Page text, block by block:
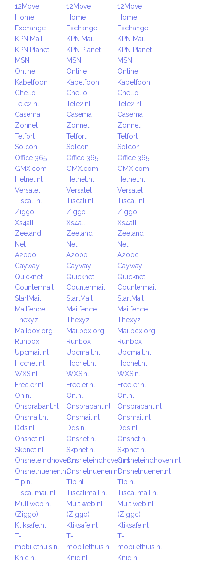
12Move
Home
Exchange
KPN Mail
KPN Planet
MSN
Online
Kabelfoon
Chello
Tele2.nl
Casema
Zonnet
Telfort
Solcon
Office 365
GMX.com
Hetnet.nl
Versatel
Tiscali.nl
Ziggo
Xs4all
Zeeland
Net
A2000
Cayway
Quicknet
Countermail
StartMail
Mailfence
Thexyz
Mailbox.org
Runbox
Upcmail.nl
Hccnet.nl
WXS.nl
Freeler.nl
On.nl
Onsbrabant.nl
Onsmail.nl
Dds.nl
Onsnet.nl
Skpnet.nl
Onsneteindhoven.nl
Onsnetnuenen.nl
Tip.nl
Tiscalimail.nl
Multiweb.nl
(Ziggo)
Kliksafe.nl
T-
mobilethuis.nl
Knid.nl
12Move
Home
Exchange
KPN Mail
KPN Planet
MSN
Online
Kabelfoon
Chello
Tele2.nl
Casema
Zonnet
Telfort
Solcon
Office 365
GMX.com
Hetnet.nl
Versatel
Tiscali.nl
Ziggo
Xs4all
Zeeland
Net
A2000
Cayway
Quicknet
Countermail
StartMail
Mailfence
Thexyz
Mailbox.org
Runbox
Upcmail.nl
Hccnet.nl
WXS.nl
Freeler.nl
On.nl
Onsbrabant.nl
Onsmail.nl
Dds.nl
Onsnet.nl
Skpnet.nl
Onsneteindhoven.nl
Onsnetnuenen.nl
Tip.nl
Tiscalimail.nl
Multiweb.nl
(Ziggo)
Kliksafe.nl
T-
mobilethuis.nl
Knid.nl
12Move
Home
Exchange
KPN Mail
KPN Planet
MSN
Online
Kabelfoon
Chello
Tele2.nl
Casema
Zonnet
Telfort
Solcon
Office 365
GMX.com
Hetnet.nl
Versatel
Tiscali.nl
Ziggo
Xs4all
Zeeland
Net
A2000
Cayway
Quicknet
Countermail
StartMail
Mailfence
Thexyz
Mailbox.org
Runbox
Upcmail.nl
Hccnet.nl
WXS.nl
Freeler.nl
On.nl
Onsbrabant.nl
Onsmail.nl
Dds.nl
Onsnet.nl
Skpnet.nl
Onsneteindhoven.nl
Onsnetnuenen.nl
Tip.nl
Tiscalimail.nl
Multiweb.nl
(Ziggo)
Kliksafe.nl
T-
mobilethuis.nl
Knid.nl